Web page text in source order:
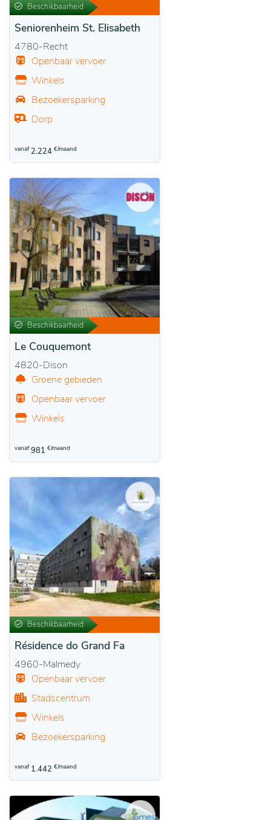
Beschikbaarheid
Seniorenheim St. Elisabeth
4780-Recht
Openbaar vervoer
Winkels
Bezoekersparking
Dorp
vanaf 2.224 €/maand
Beschikbaarheid
Le Couquemont
4820-Dison
Groene gebieden
Openbaar vervoer
Winkels
vanaf 981 €/maand
Beschikbaarheid
Résidence do Grand Fa
4960-Malmedy
Openbaar vervoer
Stadscentrum
Winkels
Bezoekersparking
vanaf 1.442 €/maand